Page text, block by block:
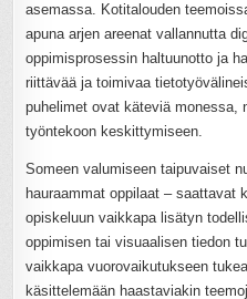
asemassa. Kotitalouden
apuna arjen areenat vallannutta
oppimisprosessin haltuunotto ja
riittävää ja toimivaa
puhelimet ovat käteviä monessa,
työntekoon keskittymiseen.
Someen valumiseen taipuvaiset
hauraammat oppilaat – saattavat
opiskeluun vaikkapa lisätyn
oppimisen tai visuaalisen tiedon
vaikkapa vuorovaikutukseen
käsittelemään haastaviakin